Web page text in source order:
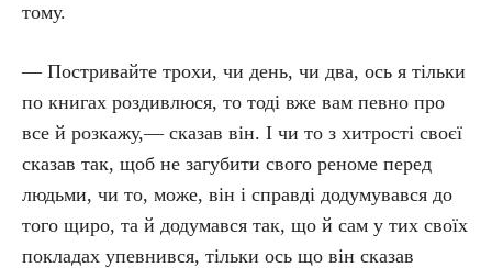
тому.
— Постривайте трохи, чи день, чи два, ось я тільки
по книгах роздивлюся, то тоді вже вам певно про
все й розкажу,— сказав він. І чи то з хитрості своєї
сказав так, щоб не загубити свого реноме перед
людьми, чи то, може, він і справді додумувався до
того щиро, та й додумався так, що й сам у тих своїх
покладах упевнився, тільки ось що він сказав